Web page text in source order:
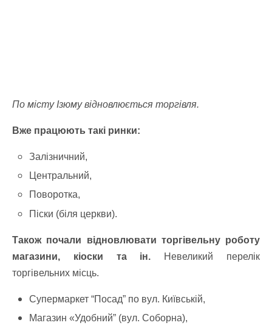
По місту Ізюму відновлюється торгівля.
Вже працюють такі ринки:
Залізничний,
Центральний,
Поворотка,
Піски (біля церкви).
Також почали відновлювати торгівельну роботу
магазини, кіоски та ін.
Невеликий перелік
торгівельних місць.
Супермаркет “Посад” по вул. Київській,
Магазин «Удобний” (вул. Соборна),